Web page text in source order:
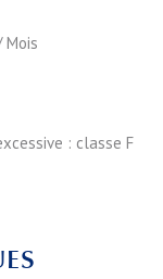
Mois
: classe F